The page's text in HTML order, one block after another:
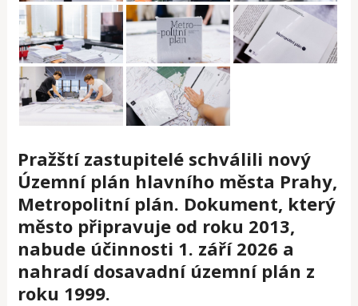
Pražští zastupitelé schválili nový
Územní plán hlavního města Prahy,
Metropolitní plán. Dokument, který
město připravuje od roku 2013,
nabude účinnosti 1. září 2026 a
nahradí dosavadní územní plán z
roku 1999.